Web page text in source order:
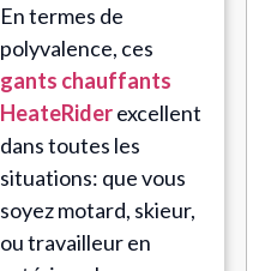
En termes de
polyvalence, ces
gants chauffants
HeateRiderexcellent
dans toutes les
situations: que vous
soyez motard, skieur,
ou travailleur en